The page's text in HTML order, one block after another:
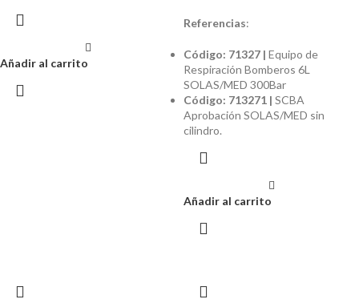
Añadir al carrito
Referencias:
Código: 71327 | Equipo de
Respiración Bomberos 6L
SOLAS/MED 300Bar
Código: 713271 | SCBA
Aprobación SOLAS/MED sin
cilindro.
Añadir al carrito